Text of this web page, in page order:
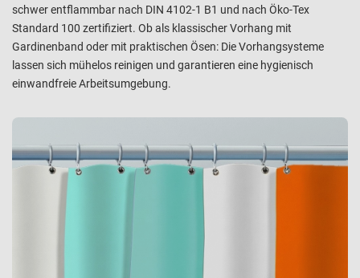
schwer entflammbar nach DIN 4102-1 B1 und nach Öko-Tex
Standard 100 zertifiziert. Ob als klassischer Vorhang mit
Gardinenband oder mit praktischen Ösen: Die Vorhangsysteme
lassen sich mühelos reinigen und garantieren eine hygienisch
einwandfreie Arbeitsumgebung.